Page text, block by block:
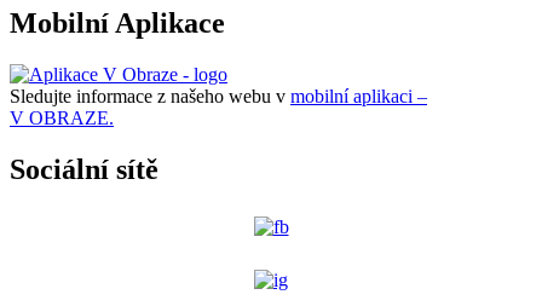
Mobilní Aplikace
Sledujte informace z našeho webu v mobilní aplikaci –
V OBRAZE.
Sociální sítě